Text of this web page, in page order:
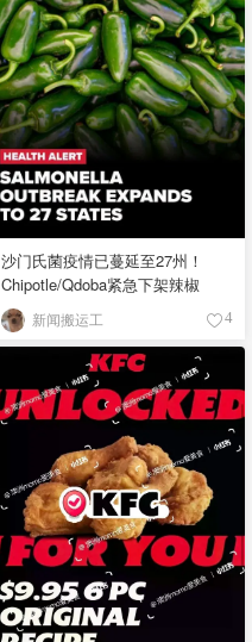
沙门氏菌疫情已蔓延至27州！
Chipotle/Qdoba紧急下架辣椒
新闻搬运工 4